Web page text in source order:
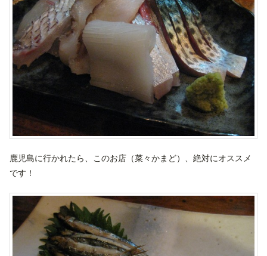
鹿児島に行かれたら、このお店（菜々かまど）、絶対にオススメ
です！